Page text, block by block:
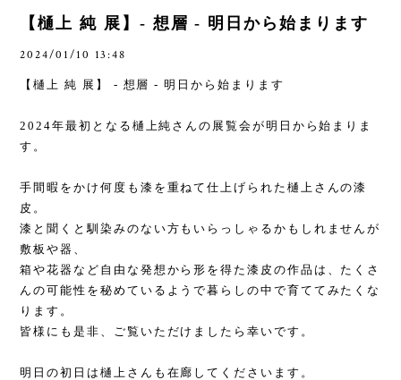
【樋上 純 展】- 想層 - 明日から始まります
2024/01/10 13:48
【樋上 純 展】 - 想層 -明日から始まります
2024年最初となる樋上純さんの展覧会が明日から始まりま
す。
手間暇をかけ何度も漆を重ねて仕上げられた樋上さんの漆
皮。
漆と聞くと馴染みのない方もいらっしゃるかもしれませんが
敷板や器、
箱や花器など自由な発想から形を得た漆皮の作品は、たくさ
んの可能性を秘めているようで暮らしの中で育ててみたくな
ります。
皆様にも是非、ご覧いただけましたら幸いです。
明日の初日は樋上さんも在廊してくださいます。